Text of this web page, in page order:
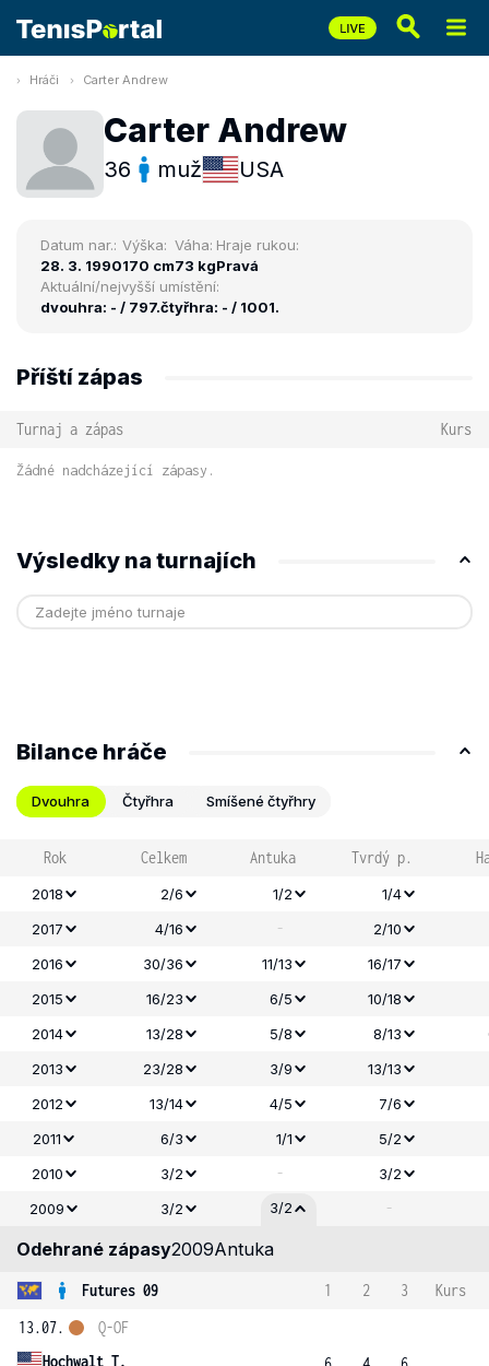
Hráči Carter Andrew
Carter Andrew
36 muž USA
Datum nar.:
28. 3. 1990
Výška:
170 cm
Váha:
73 kg
Hraje rukou:
Pravá
Aktuální/nejvyšší umístění:
dvouhra: - / 797.čtyřhra: - / 1001.
Příští zápas
Turnaj a zápas Kurs
Žádné nadcházející zápasy.
Výsledky na turnajích
Bilance hráče
Dvouhra Čtyřhra Smíšené čtyřhry
Rok Celkem Antuka Tvrdý p.
2018 2/6 1/2
1/4
2017
4/16 - 2/10
2016
30/36 11/13 16/17
2015
16/23 6/5
10/18
2014
13/28 5/8 8/13
2013
23/28 3/9 13/13
2012
13/14 4/5 7/6
2011
6/3 1/1
5/2
2010
3/2 -
3/2
2009
3/2 3/2 -
Odehrané zápasy2009Antuka
Futures 09 1 2 3
Kurs
13.07.
Hochwalt T.
Q-OF